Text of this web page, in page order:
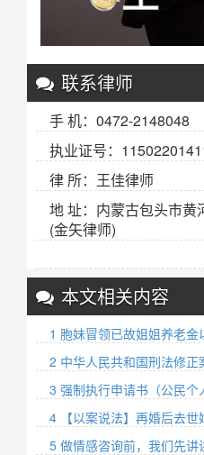
联系律师
手 机：0472-2148048
执业证号：
律 所：王佳律师
地 址：内蒙古包头市黄
(金矢律师)
本文相关内容
1 胞妹冒领已故姐姐养老金
2 中华人民共和国刑法修正
3 强制执行申请书（公民个
4 【以案说法】再婚后去
5 做情感咨询前，我们先讲